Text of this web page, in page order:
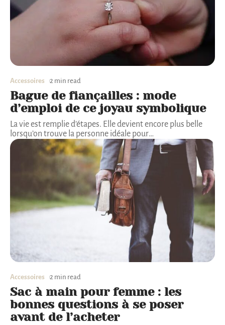
Accessoires 2 min read
Bague de fiançailles : mode
d’emploi de ce joyau symbolique
La vie est remplie d’étapes. Elle devient encore plus belle
lorsqu’on trouve la personne idéale pour…
Accessoires 2 min read
Sac à main pour femme : les
bonnes questions à se poser
avant de l’acheter